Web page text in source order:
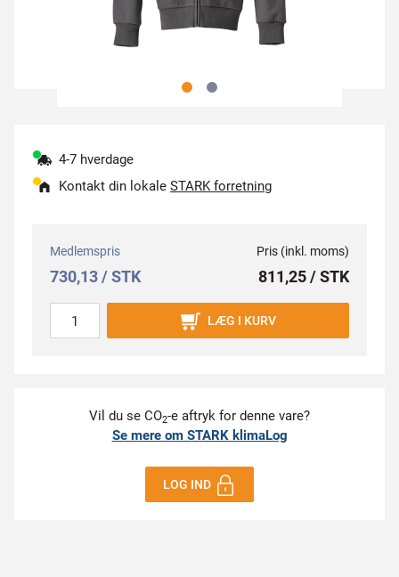
4-7 hverdage
Kontakt din lokale STARK forretning
Medlemspris
730,13 / STK
Pris (inkl. moms)
811,25 / STK
LÆG I KURV
Vil du se CO2-e aftryk for denne vare?
Se mere om STARK klimaLog
LOG IND